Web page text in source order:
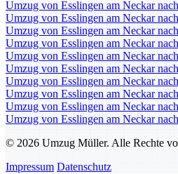
Umzug von Esslingen am Neckar
Umzug von Esslingen am Neckar
Umzug von Esslingen am Neckar
Umzug von Esslingen am Neckar
Umzug von Esslingen am Neckar
Umzug von Esslingen am Neckar
Umzug von Esslingen am Neckar
Umzug von Esslingen am Neckar
Umzug von Esslingen am Neckar
Umzug von Esslingen am Neckar
© 2026 Umzug Müller. Alle Rechte
Impressum Datenschutz